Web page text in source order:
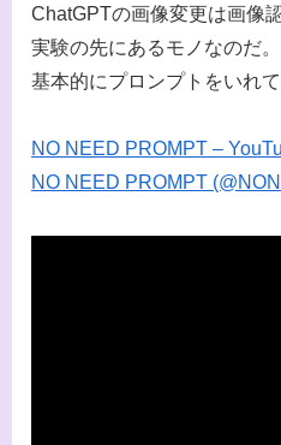
ChatGPTの画像変更は画像
実験の先にあるモノなのだ。
基本的にプロンプトをいれて
NO NEED PROMPT –
NO NEED PROMPT